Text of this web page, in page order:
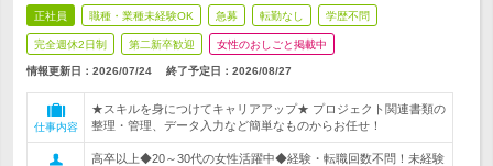
正社員 職種・業種未経験OK 急募 転勤なし 学歴不問
完全週休2日制 第二新卒歓迎 女性のおしごと掲載中
情報更新日：2026/07/24 終了予定日： 2026/08/27
仕事内容
★スキルを身につけてキャリアアップ★ プロジェクト関連書類の
整理・管理、データ入力など簡単なものからお任せ！
高卒以上◆20～30代の女性活躍中◆経験・転職回数不問！未経験